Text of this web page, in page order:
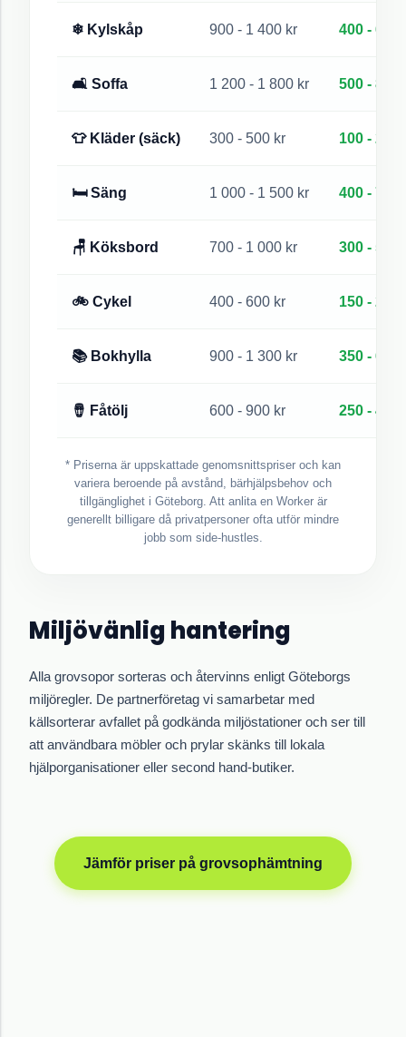
❄ Kylskåp 900 - 1 400 kr 400 - 600
🛋 Soffa 1 200 - 1 800 kr 500 - 800
👕 Kläder (säck) 300 - 500 kr 100 - 200
🛏 Säng 1 000 - 1 500 kr 400 - 700
🪑 Köksbord 700 - 1 000 kr 300 - 500
🚲 Cykel 400 - 600 kr 150 - 250
📚 Bokhylla 900 - 1 300 kr 350 - 600
🪘 Fåtölj 600 - 900 kr 250 - 450
* Priserna är uppskattade genomsnittspriser och kan
variera beroende på avstånd, bärhjälpsbehov och
tillgänglighet i Göteborg. Att anlita en Worker är
generellt billigare då privatpersoner ofta utför mindre
jobb som side-hustles.
Miljövänlig hantering
Alla grovsopor sorteras och återvinns enligt Göteborgs
miljöregler. De partnerföretag vi samarbetar med
källsorterar avfallet på godkända miljöstationer och ser till
att användbara möbler och prylar skänks till lokala
hjälporganisationer eller second hand-butiker.
Jämför priser på grovsophämtning